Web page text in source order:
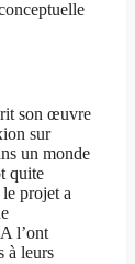
son œuvre
sur
un monde
quite
projet a
l’ont
à leurs